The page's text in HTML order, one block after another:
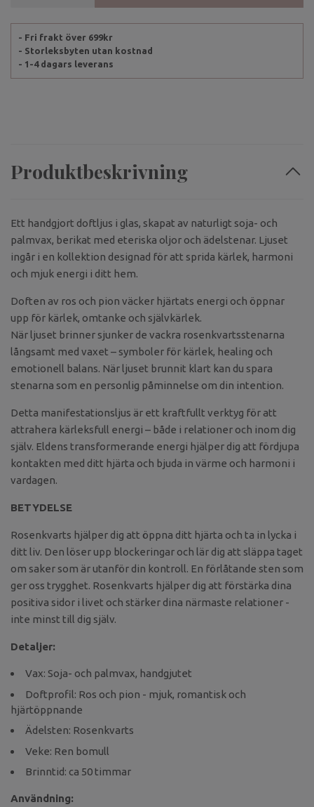
- Fri frakt över 699kr
- Storleksbyten utan kostnad
- 1-4 dagars leverans
Produktbeskrivning
Ett handgjort doftljus i glas, skapat av naturligt soja- och
palmvax, berikat med eteriska oljor och ädelstenar. Ljuset
ingår i en kollektion designad för att sprida kärlek, harmoni
och mjuk energi i ditt hem.
Doften av ros och pion väcker hjärtats energi och öppnar
upp för kärlek, omtanke och självkärlek.
När ljuset brinner sjunker de vackra rosenkvartsstenarna
långsamt med vaxet – symboler för kärlek, healing och
emotionell balans. När ljuset brunnit klart kan du spara
stenarna som en personlig påminnelse om din intention.
Detta manifestationsljus är ett kraftfullt verktyg för att
attrahera kärleksfull energi – både i relationer och inom dig
själv. Eldens transformerande energi hjälper dig att fördjupa
kontakten med ditt hjärta och bjuda in värme och harmoni i
vardagen.
BETYDELSE
Rosenkvarts hjälper dig att öppna ditt hjärta och ta in lycka i
ditt liv. Den löser upp blockeringar och lär dig att släppa taget
om saker som är utanför din kontroll. En förlåtande sten som
ger oss trygghet. Rosenkvarts hjälper dig att förstärka dina
positiva sidor i livet och stärker dina närmaste relationer -
inte minst till dig själv.
Detaljer:
Vax: Soja- och palmvax, handgjutet
Doftprofil: Ros och pion - mjuk, romantisk och
hjärtöppnande
Ädelsten: Rosenkvarts
Veke: Ren bomull
Brinntid: ca 50 timmar
Användning: